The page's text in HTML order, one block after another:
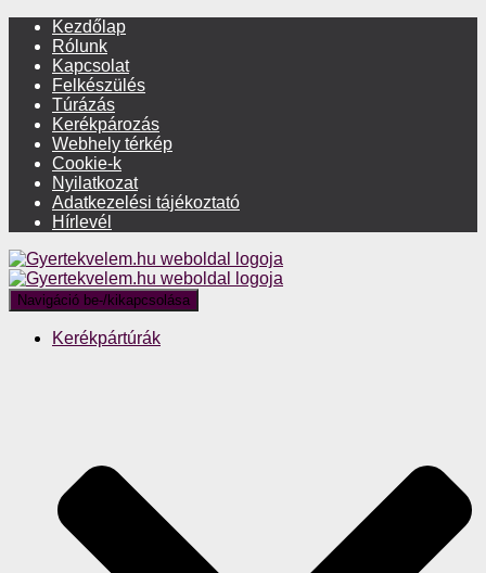
Kezdőlap
Rólunk
Kapcsolat
Felkészülés
Túrázás
Kerékpározás
Webhely térkép
Cookie-k
Nyilatkozat
Adatkezelési tájékoztató
Hírlevél
Navigáció be-/kikapcsolása
Kerékpártúrák